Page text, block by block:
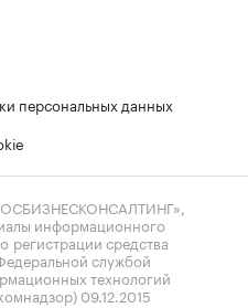
персональных данных
информационного
регистрации средства
службой
технологий
09.12.2015